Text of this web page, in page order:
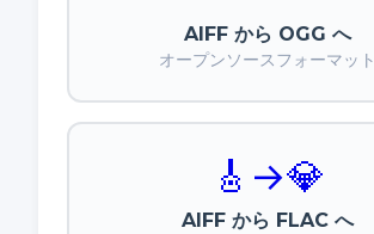
AIFF から OGG へ
オープンソースフォーマット
🎸 →💎
AIFF から FLAC へ